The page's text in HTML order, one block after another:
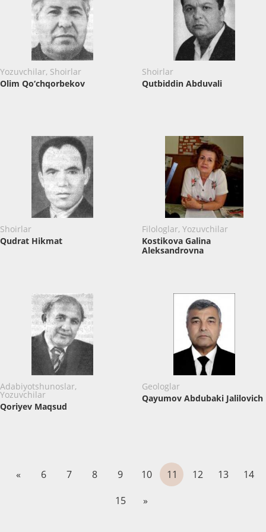
Yozuvchilar, Shoirlar
Olim Qo‘chqorbekov
Shoirlar
Qutbiddin Abduvali
Shoirlar
Qudrat Hikmat
Filologlar, Yozuvchilar
Kostikova Galina
Aleksandrovna
Adabiyotshunoslar,
Yozuvchilar
Qoriyev Maqsud
Geologlar
Qayumov Abdubaki Jalilovich
« 6 7 8 9 10 11 12 13
14
15
»